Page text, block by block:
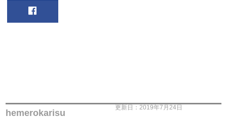
更新日：2019年7月24日
hemerokarisu